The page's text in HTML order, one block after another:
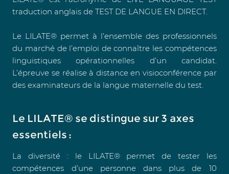
traduction anglais de TEST DE LANGUE EN DIRECT.
Le LILATE® permet à l’ensemble des professionnels
du marché de l’emploi de connaître les compétences
linguistiques opérationnelles d’un candidat.
L’épreuve se réalise à distance en visioconférence par
des examinateurs de la langue maternelle du test.
Le LILATE® se distingue sur 3 axes
essentiels :
La diversité : le LILATE® permet de tester les
compétences d’une personne dans plus de 10